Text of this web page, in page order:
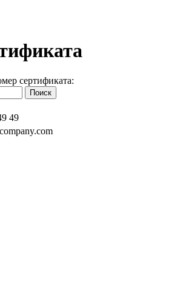
сертификата:
Поиск
49